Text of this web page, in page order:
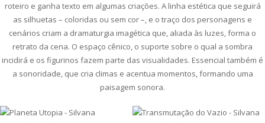
roteiro e ganha texto em algumas criações. A linha estética que seguirá
as silhuetas – coloridas ou sem cor –, e o traço dos personagens e
cenários criam a dramaturgia imagética que, aliada às luzes, forma o
retrato da cena. O espaço cênico, o suporte sobre o qual a sombra
incidirá e os figurinos fazem parte das visualidades. Essencial também é
a sonoridade, que cria climas e acentua momentos, formando uma
paisagem sonora.